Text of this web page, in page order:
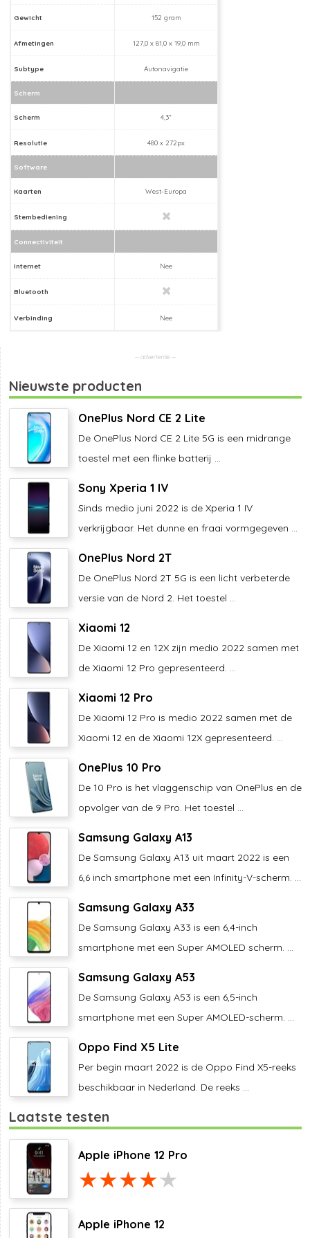
Gewicht 152 gram
Afmetingen 127,0 x 81,0 x 19,0 mm
Subtype Autonavigatie
Scherm
Scherm 4,3"
Resolutie 480 x 272px
Software
Kaarten West-Europa
Stembediening
Connectiviteit
Internet Nee
Bluetooth
Verbinding Nee
Nieuwste producten
OnePlus Nord CE 2 Lite
De OnePlus Nord CE 2 Lite 5G is een midrange
toestel met een flinke batterij ...
Sony Xperia 1 IV
Sinds medio juni 2022 is de Xperia 1 IV
verkrijgbaar. Het dunne en fraai vormgegeven ...
OnePlus Nord 2T
De OnePlus Nord 2T 5G is een licht verbeterde
versie van de Nord 2. Het toestel ...
Xiaomi 12
De Xiaomi 12 en 12X zijn medio 2022 samen met
de Xiaomi 12 Pro gepresenteerd. ...
Xiaomi 12 Pro
De Xiaomi 12 Pro is medio 2022 samen met de
Xiaomi 12 en de Xiaomi 12X gepresenteerd. ...
OnePlus 10 Pro
De 10 Pro is het vlaggenschip van OnePlus en de
opvolger van de 9 Pro. Het toestel ...
Samsung Galaxy A13
De Samsung Galaxy A13 uit maart 2022 is een
6,6 inch smartphone met een Infinity-V-scherm. ...
Samsung Galaxy A33
De Samsung Galaxy A33 is een 6,4-inch
smartphone met een Super AMOLED scherm. ...
Samsung Galaxy A53
De Samsung Galaxy A53 is een 6,5-inch
smartphone met een Super AMOLED-scherm. ...
Oppo Find X5 Lite
Per begin maart 2022 is de Oppo Find X5-reeks
beschikbaar in Nederland. De reeks ...
Laatste testen
Apple iPhone 12 Pro
Apple iPhone 12